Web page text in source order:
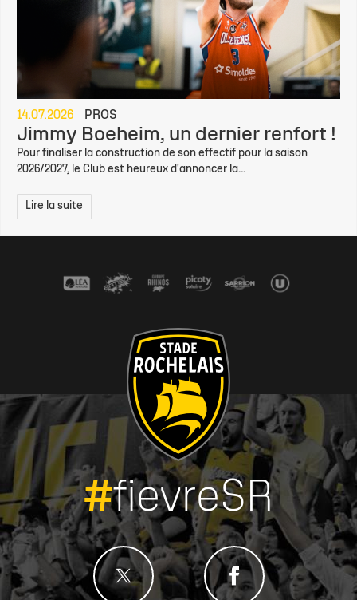
14.07.2026 PROS
Jimmy Boeheim, un dernier renfort !
Pour finaliser la construction de son effectif pour la saison
2026/2027, le Club est heureux d'annoncer la...
Lire la suite
#fievreSR